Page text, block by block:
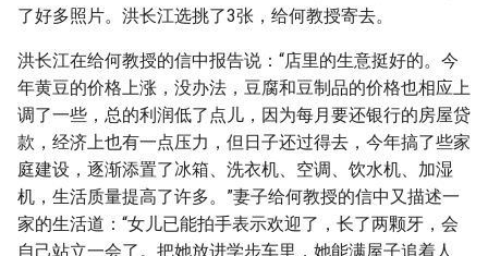
了好多照片。洪长江选挑了3张，给何教授寄去。
洪长江在给何教授的信中报告说：“店里的生意挺好的。今
年黄豆的价格上涨，没办法，豆腐和豆制品的价格也相应上
调了一些，总的利润低了点儿，因为每月要还银行的房屋贷
款，经济上也有一点压力，但日子还过得去，今年搞了些家
庭建设，逐渐添置了冰箱、洗衣机、空调、饮水机、加湿
机，生活质量提高了许多。”妻子给何教授的信中又描述一
家的生活道：“女儿已能拍手表示欢迎了，长了两颗牙，会
自己站立一会了。把她放进学步车里，她能满屋子追着人